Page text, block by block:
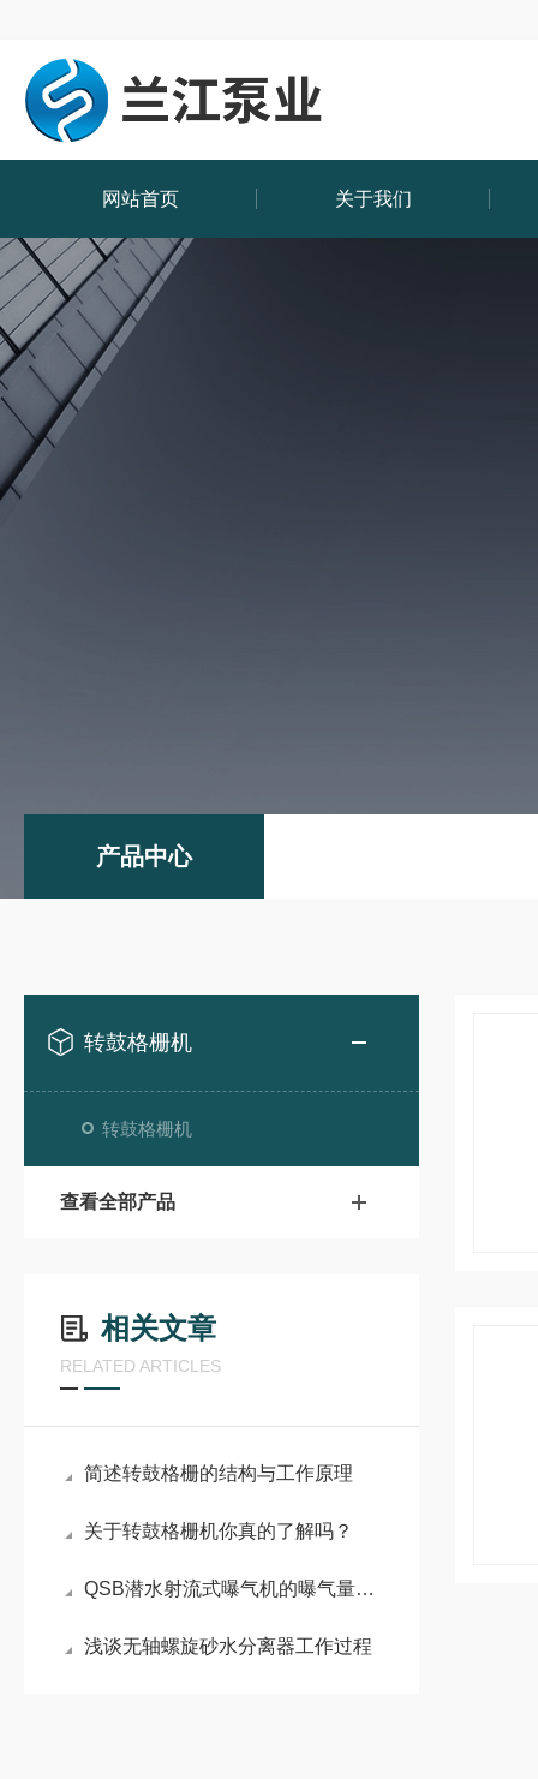
网站首页 关于我们
产品中心
转鼓格栅机
转鼓格栅机
查看全部产品
相关文章
RELATED ARTICLES
简述转鼓格栅的结构与工作原理
关于转鼓格栅机你真的了解吗？
QSB潜水射流式曝气机的曝气量与适用范围
浅谈无轴螺旋砂水分离器工作过程